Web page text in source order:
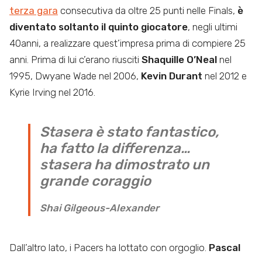
terza gara consecutiva da oltre 25 punti nelle Finals, è
diventato soltanto il quinto giocatore, negli ultimi
40anni, a realizzare quest’impresa prima di compiere 25
anni. Prima di lui c’erano riusciti Shaquille O’Neal nel
1995, Dwyane Wade nel 2006, Kevin Durant nel 2012 e
Kyrie Irving nel 2016.
Stasera è stato fantastico,
ha fatto la differenza…
stasera ha dimostrato un
grande coraggio
Shai Gilgeous-Alexander
Dall’altro lato, i Pacers ha lottato con orgoglio. Pascal